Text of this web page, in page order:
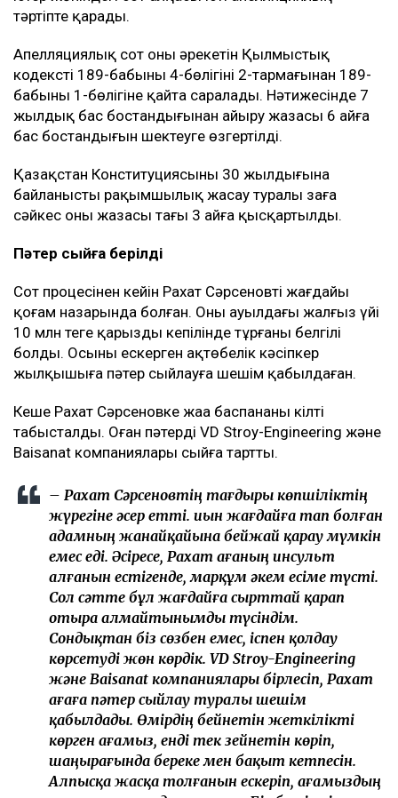
тәртіпте қарады.
Апелляциялық сот оның әрекетін Қылмыстық
кодекстің 189-бабының 4-бөлігінің 2-тармағынан 189-
бабының 1-бөлігіне қайта саралады. Нәтижесінде 7
жылдық бас бостандығынан айыру жазасы 6 айға
бас бостандығын шектеуге өзгертілді.
Қазақстан Конституциясының 30 жылдығына
байланысты рақымшылық жасау туралы заңға
сәйкес оның жазасы тағы 3 айға қысқартылды.
Пәтер сыйға берілді
Сот процесінен кейін Рахат Сәрсеновтің жағдайы
қоғам назарында болған. Оның ауылдағы жалғыз үйі
10 млн теңге қарыздың кепілінде тұрғаны белгілі
болды. Осыны ескерген ақтөбелік кәсіпкер
жылқышыға пәтер сыйлауға шешім қабылдаған.
Кеше Рахат Сәрсеновке жаңа баспананың кілті
табысталды. Оған пәтерді VD Stroy-Engineering және
Baisanat компаниялары сыйға тартты.
– Рахат Сәрсеновтің тағдыры көпшіліктің
жүрегіне әсер етті. Қиын жағдайға тап болған
адамның жанайқайына бейжай қарау мүмкін
емес еді. Әсіресе, Рахат ағаның инсульт
алғанын естігенде, марқұм әкем есіме түсті.
Сол сәтте бұл жағдайға сырттай қарап
отыра алмайтынымды түсіндім.
Сондықтан біз сөзбен емес, іспен қолдау
көрсетуді жөн көрдік. VD Stroy-Engineering
және Baisanat компаниялары бірлесіп, Рахат
ағаға пәтер сыйлау туралы шешім
қабылдады. Өмірдің бейнетін жеткілікті
көрген ағамыз, енді тек зейнетін көріп,
шаңырағында береке мен бақыт кетпесін.
Алпысқа жасқа толғанын ескеріп, ағамыздың